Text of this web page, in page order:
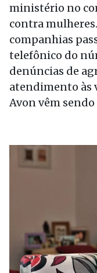
ministério no
contra
companhias
telefônico do
denúncias de
atendimento às
Avon vêm sendo